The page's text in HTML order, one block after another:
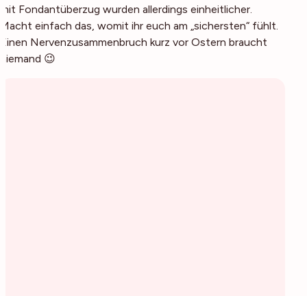
mit Fondantüberzug wurden allerdings einheitlicher.
Macht einfach das, womit ihr euch am „sichersten“ fühlt.
Einen Nervenzusammenbruch kurz vor Ostern braucht
niemand 😉